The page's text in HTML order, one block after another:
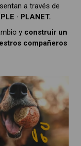
a través de
· PLANET.
yconstruir un
compañeros